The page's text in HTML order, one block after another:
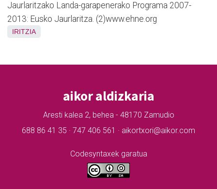
Jaurlaritzako Landa-garapenerako Programa 2007-
2013: Eusko Jaurlaritza. (2)www.ehne.org
IRITZIA
aikor aldizkaria
Aresti kalea 2, behea - 48170 Zamudio
688 86 41 35 · 747 406 561 · aikortxori@aikor.com
Codesyntaxek garatua